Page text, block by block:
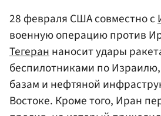
28 февраля США совместно с
военную операцию против
Тегераннаносит удары
беспилотниками по
базам и нефтяной
Востоке. Кроме того, Иран